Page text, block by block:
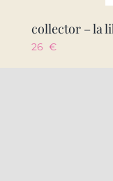
collector – la
26 €